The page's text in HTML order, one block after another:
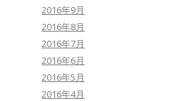
2016年9月
2016年8月
2016年7月
2016年6月
2016年5月
2016年4月